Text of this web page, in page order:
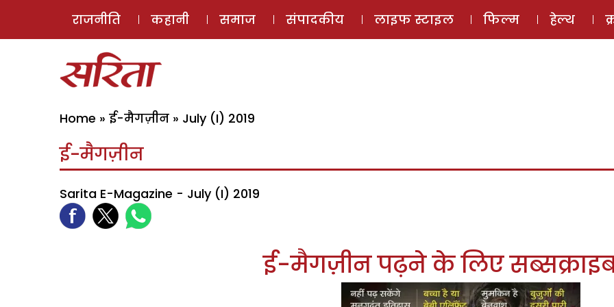
ई-मैगज़ीन
राजनीति कहानी समाज संपादकीय लाइफ स्टाइल फिल्म हेल्थ
Home » ई-मैगज़ीन » July (I) 2019
ई-मैगज़ीन
Sarita E-Magazine - July (I) 2019
ई-मैगज़ीन पढ़ने के लिए